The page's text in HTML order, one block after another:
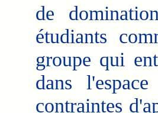
de
étudiants
groupe qui
dans
contraintes